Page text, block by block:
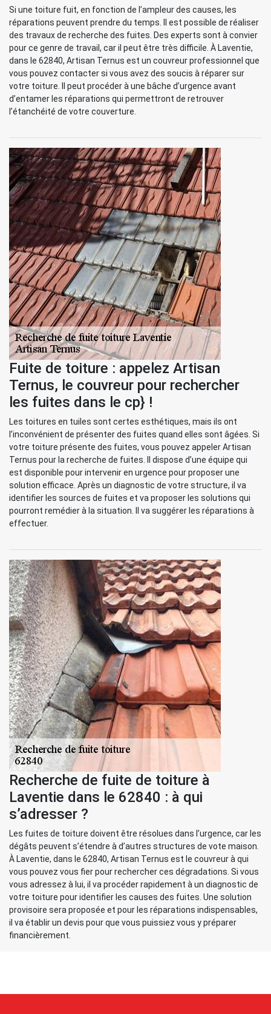
Si une toiture fuit, en fonction de l’ampleur des causes, les
réparations peuvent prendre du temps. Il est possible de réaliser
des travaux de recherche des fuites. Des experts sont à convier
pour ce genre de travail, car il peut être très difficile. À Laventie,
dans le 62840, Artisan Ternus est un couvreur professionnel que
vous pouvez contacter si vous avez des soucis à réparer sur
votre toiture. Il peut procéder à une bâche d’urgence avant
d’entamer les réparations qui permettront de retrouver
l’étanchéité de votre couverture.
Fuite de toiture : appelez Artisan
Ternus, le couvreur pour rechercher
les fuites dans le cp} !
Les toitures en tuiles sont certes esthétiques, mais ils ont
l’inconvénient de présenter des fuites quand elles sont âgées. Si
votre toiture présente des fuites, vous pouvez appeler Artisan
Ternus pour la recherche de fuites. Il dispose d’une équipe qui
est disponible pour intervenir en urgence pour proposer une
solution efficace. Après un diagnostic de votre structure, il va
identifier les sources de fuites et va proposer les solutions qui
pourront remédier à la situation. Il va suggérer les réparations à
effectuer.
Recherche de fuite de toiture à
Laventie dans le 62840 : à qui
s’adresser ?
Les fuites de toiture doivent être résolues dans l’urgence, car les
dégâts peuvent s’étendre à d’autres structures de vote maison.
À Laventie, dans le 62840, Artisan Ternus est le couvreur à qui
vous pouvez vous fier pour rechercher ces dégradations. Si vous
vous adressez à lui, il va procéder rapidement à un diagnostic de
votre toiture pour identifier les causes des fuites. Une solution
provisoire sera proposée et pour les réparations indispensables,
il va établir un devis pour que vous puissiez vous y préparer
financièrement.